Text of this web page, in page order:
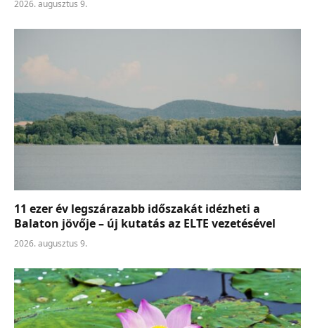
2026. augusztus 9.
11 ezer év legszárazabb időszakát idézheti a
Balaton jövője – új kutatás az ELTE vezetésével
2026. augusztus 9.